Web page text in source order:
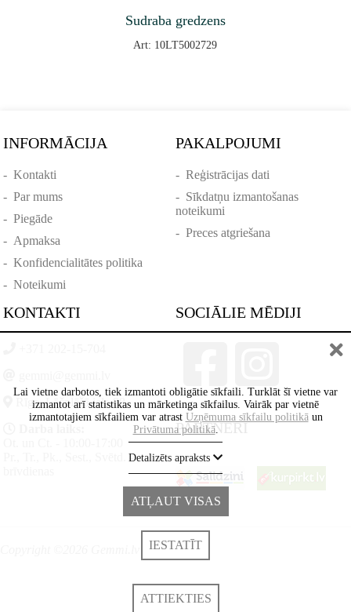
Sudraba gredzens
Art: 10LT5002729
INFORMĀCIJA
-Kontakti
-Par mums
-Piegāde
- Apmaksa
-Konfidencialitātes politika
-Noteikumi
PAKALPOJUMI
- Reģistrācijas dati
- Sīkdatņu izmantošanas
noteikumi
- Preces atgriešana
KONTAKTI
Rīga, Lāčplēšā iela 88
Pr., Tr., Pk., Sest., Svētd. -
SOCIĀLIE MĒDIJI
PARTNERI
Lai vietne darbotos, tiek izmantoti obligātie sīkfaili. Turklāt šī vietne var
izmantot arī statistikas un mārketinga sīkfailus. Vairāk par vietnē
izmantotajiem sīkfailiem var atrast Uzņēmuma sīkfailu politikāun
Privātuma politikā.
Detalizēts apraksts
ATĻAUT VISAS
IESTATĪT
ATTIEKTIES